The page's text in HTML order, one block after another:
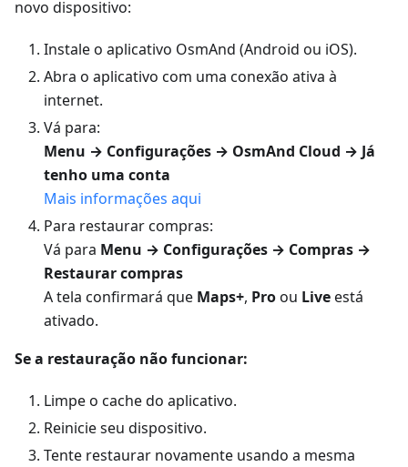
novo dispositivo:
Instale o aplicativo OsmAnd (Android ou iOS).
Abra o aplicativo com uma conexão ativa à
internet.
Vá para:
Menu → Configurações → OsmAnd Cloud → Já
tenho uma conta
Mais informações aqui
Para restaurar compras:
Vá para Menu → Configurações → Compras →
Restaurar compras
A tela confirmará que Maps+, Proou Liveestá
ativado.
Se a restauração não funcionar:
Limpe o cache do aplicativo.
Reinicie seu dispositivo.
Tente restaurar novamente usando a mesma